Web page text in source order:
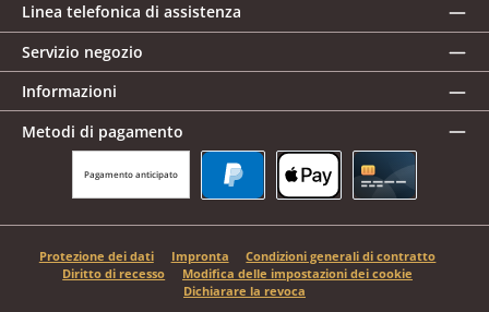
Linea telefonica di assistenza
Servizio negozio
Informazioni
Metodi di pagamento
Pagamento anticipato
Protezione dei dati Impronta
Condizioni generali di contratto
Diritto di recesso
Modifica delle impostazioni dei cookie
Dichiarare la revoca